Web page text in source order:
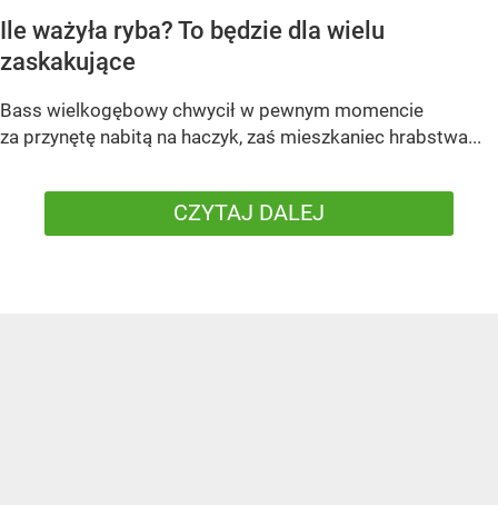
Ile ważyła ryba? To będzie dla wielu
zaskakujące
Bass wielkogębowy chwycił w pewnym momencie
za przynętę nabitą na haczyk, zaś mieszkaniec hrabstwa...
CZYTAJ DALEJ